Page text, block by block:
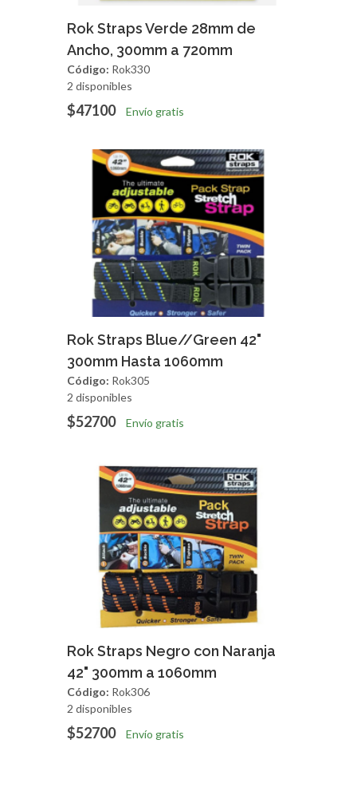
Agregar Vista Rapida
Rok Straps Verde 28mm de
Ancho, 300mm a 720mm
Código: Rok330
2 disponibles
$47100 Envío gratis
Agregar Vista Rapida
Rok Straps Blue//Green 42"
300mm Hasta 1060mm
Código: Rok305
2 disponibles
$52700 Envío gratis
Agregar Vista Rapida
Rok Straps Negro con Naranja
42" 300mm a 1060mm
Código: Rok306
2 disponibles
$52700 Envío gratis